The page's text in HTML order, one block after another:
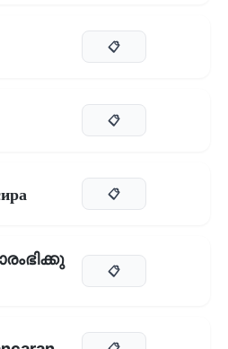
📋
📋
📋
📋